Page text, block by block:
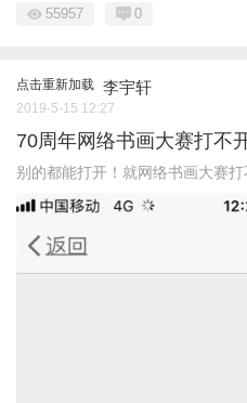
55957 0
点击重新加载 李宇轩
2019-5-15 12:27
70周年网络书画大赛打不
别的都能打开！就网络书画大赛